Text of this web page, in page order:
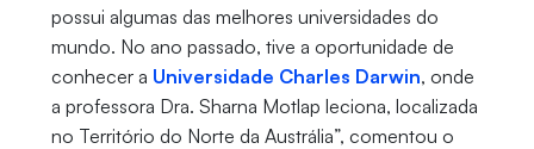
possui algumas das melhores universidades do
mundo. No ano passado, tive a oportunidade de
conhecer a Universidade Charles Darwin, onde
a professora Dra. Sharna Motlap leciona, localizada
no Território do Norte da Austrália”, comentou o